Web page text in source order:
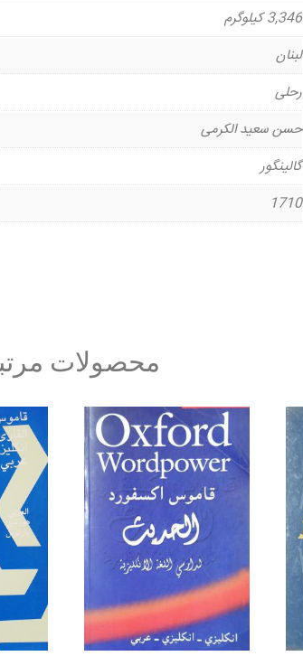
3,346 کیلوگرم
لبنان
رحلی
حسن سعید الکرمی
گالینگور
1710
محصولات